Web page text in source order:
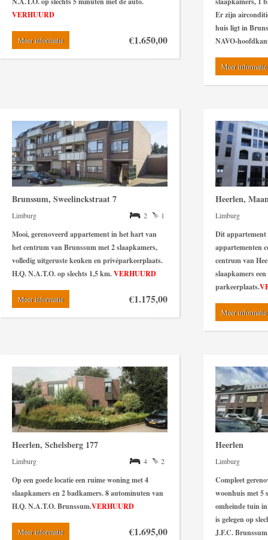
VERHUURD
Meer informatie €1.650,00
Er zijn
huis ligt in
NAVO-
Meer informatie
Brunssum, Sweelinckstraat 7
2 1
Limburg
Mooi, gerenoveerd appartement in het hart van
het centrum van Brunssum met 2 slaapkamers,
volledig uitgeruste keuken en privéparkeerplaats.
H.Q. N.A.T.O. op slechts 1,5 km.VERHUURD
Meer informatie €1.175,00
Heerlen,
Limburg
Dit appartement
appartementen
centrum van
slaapkamers
parkeerplaats.
Meer informatie
Heerlen, Schelsberg 177
4 2
Limburg
Op een goede locatie een ruime woning met 4
slaapkamers en 2 badkamers. 8 autominuten van
H.Q. N.A.T.O. Brunssum.VERHUURD
Meer informatie €1.695,00
Heerlen
Limburg
Compleet
woonhuis met 5
omheinde tuin
is gelegen op
J.F.C.